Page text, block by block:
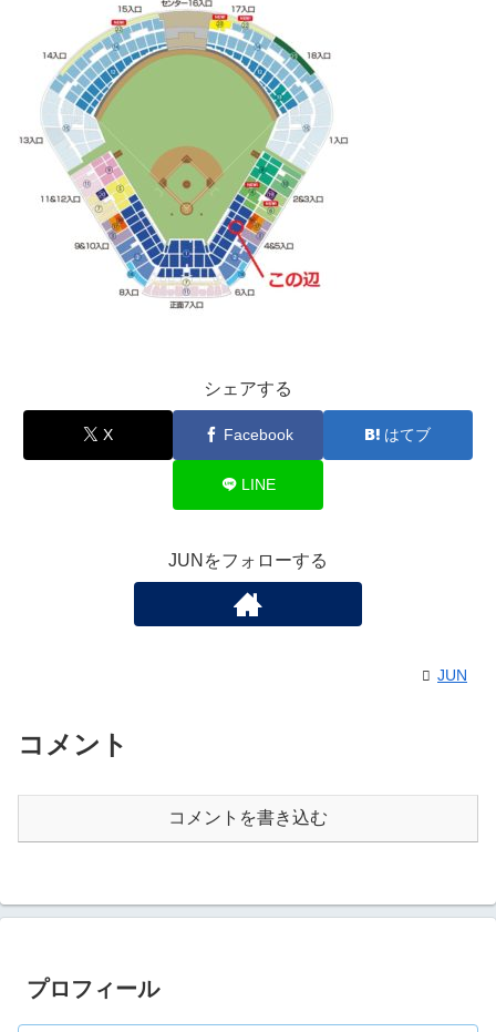
シェアする
X Facebook はてブ
LINE
JUNをフォローする
JUN
コメント
コメントを書き込む
プロフィール